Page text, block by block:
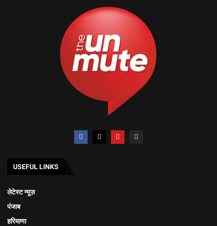
USEFUL LINKS
लेटेस्ट न्यूज़
पंजाब
हरियाणा